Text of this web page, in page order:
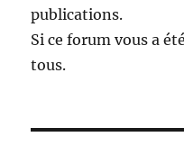
publications.
Si ce forum vous a
tous.